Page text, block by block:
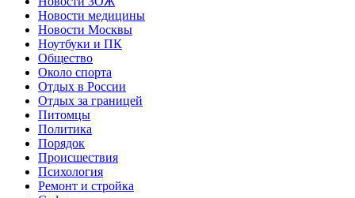
Новости медицины
Новости Москвы
Ноутбуки и ПК
Общество
Около спорта
Отдых в России
Отдых за границей
Питомцы
Политика
Порядок
Происшествия
Психология
Ремонт и стройка